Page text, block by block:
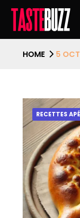
HOME 5
RECETTES